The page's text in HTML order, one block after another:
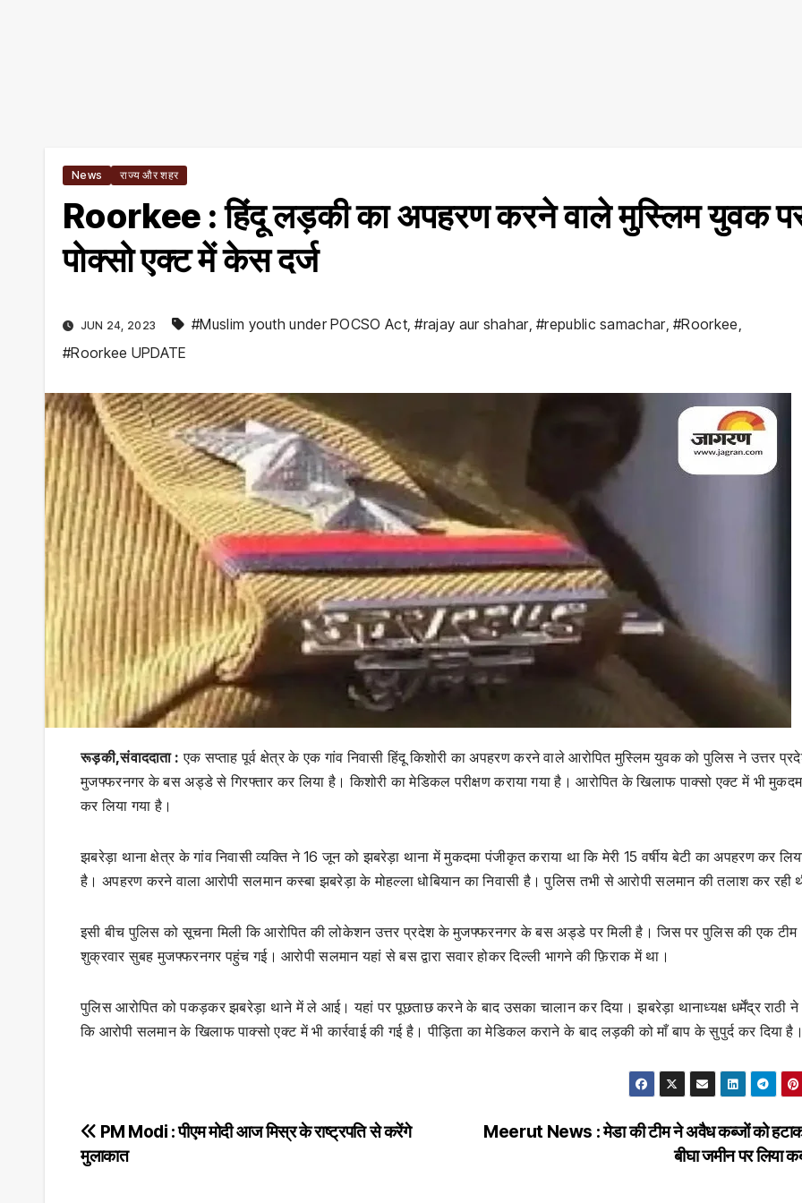
News राज्य और शहर
Roorkee : हिंदू लड़की का अपहरण करने वाले मुस्लिम युवक
पोक्सो एक्ट में केस दर्ज
JUN 24, 2023 #Muslim youth under POCSO Act,#rajay aur shahar,#republic samachar,#Roorkee,
#Roorkee UPDATE
रूड़की,संवाददाता : एक सप्ताह पूर्व क्षेत्र के एक गांव निवासी हिंदू किशोरी का अपहरण करने वाले आरोपित मुस्लिम युवक को पुलिस ने उत्तर
मुजफ्फरनगर के बस अड्डे से गिरफ्तार कर लिया है। किशोरी का मेडिकल परीक्षण कराया गया है। आरोपित के खिलाफ पाक्सो एक्ट में भी
कर लिया गया है।
झबरेड़ा थाना क्षेत्र के गांव निवासी व्यक्ति ने 16 जून को झबरेड़ा थाना में मुकदमा पंजीकृत कराया था कि मेरी 15 वर्षीय बेटी का अपहरण कर
है। अपहरण करने वाला आरोपी सलमान कस्बा झबरेड़ा के मोहल्ला धोबियान का निवासी है। पुलिस तभी से आरोपी सलमान की तलाश कर रही
इसी बीच पुलिस को सूचना मिली कि आरोपित की लोकेशन उत्तर प्रदेश के मुजफ्फरनगर के बस अड्डे पर मिली है। जिस पर पुलिस की एक टीम
शुक्रवार सुबह मुजफ्फरनगर पहुंच गई। आरोपी सलमान यहां से बस द्वारा सवार होकर दिल्ली भागने की फ़िराक में था।
पुलिस आरोपित को पकड़कर झबरेड़ा थाने में ले आई। यहां पर पूछताछ करने के बाद उसका चालान कर दिया। झबरेड़ा थानाध्यक्ष धर्मेंद्र राठी ने
कि आरोपी सलमान के खिलाफ पाक्सो एक्ट में भी कार्रवाई की गई है। पीड़िता का मेडिकल कराने के बाद लड़की को माँ बाप के सुपुर्द कर दिया
Post
navigation
Meerut News : मेडा की टीम ने अवैध कब्जों को
बीघा जमीन पर लिया
PM Modi : पीएम मोदी आज मिस्र के राष्ट्रपति से करेंगे
मुलाकात